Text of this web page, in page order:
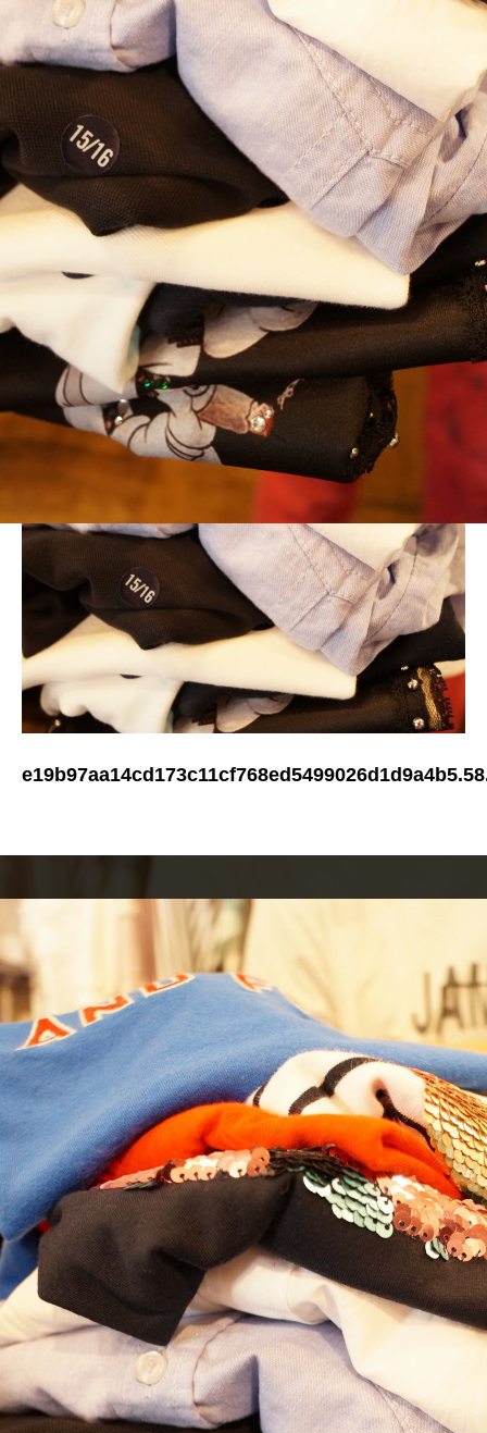
BLOG
e19b97aa14cd173c11cf768ed5499026d1d9a4b5.58.1.12.2